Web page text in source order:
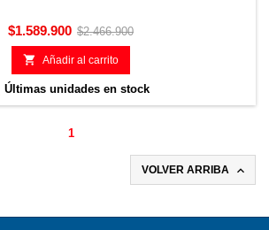
Precio
$1.589.900 Precio
base
$2.466.900
 Añadir al carrito
Últimas unidades en stock
1
VOLVER ARRIBA 